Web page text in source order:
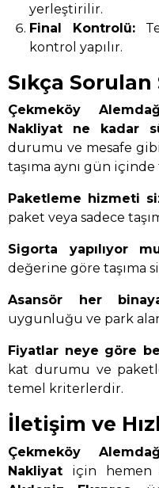
yerleştirilir.
Final Kontrolü:
kontrol yapılır.
Sıkça
Çekmeköy
Nakliyat ne kadar
durumu ve mesafe
taşıma aynı gün içinde
Paketleme hizmeti
paket veya sadece
Sigorta yapılıyor
değerine göre taşıma
Asansör her
uygunluğu ve park
Fiyatlar neye göre
kat durumu ve
temel kriterlerdir.
İletişim ve
Çekmeköy
Nakliyat için hemen